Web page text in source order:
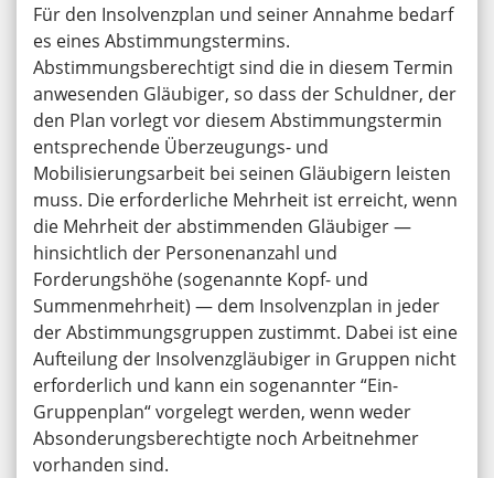
Für den Insolvenzplan und seiner Annahme bedarf
es eines Abstimmungstermins.
Abstimmungsberechtigt sind die in diesem Termin
anwesenden Gläubiger, so dass der Schuldner, der
den Plan vorlegt vor diesem Abstimmungstermin
entsprechende Überzeugungs- und
Mobilisierungsarbeit bei seinen Gläubigern leisten
muss. Die erforderliche Mehrheit ist erreicht, wenn
die Mehrheit der abstimmenden Gläubiger —
hinsichtlich der Personenanzahl und
Forderungshöhe (sogenannte Kopf- und
Summenmehrheit) — dem Insolvenzplan in jeder
der Abstimmungsgruppen zustimmt. Dabei ist eine
Aufteilung der Insolvenzgläubiger in Gruppen nicht
erforderlich und kann ein sogenannter “Ein-
Gruppenplan“ vorgelegt werden, wenn weder
Absonderungsberechtigte noch Arbeitnehmer
vorhanden sind.